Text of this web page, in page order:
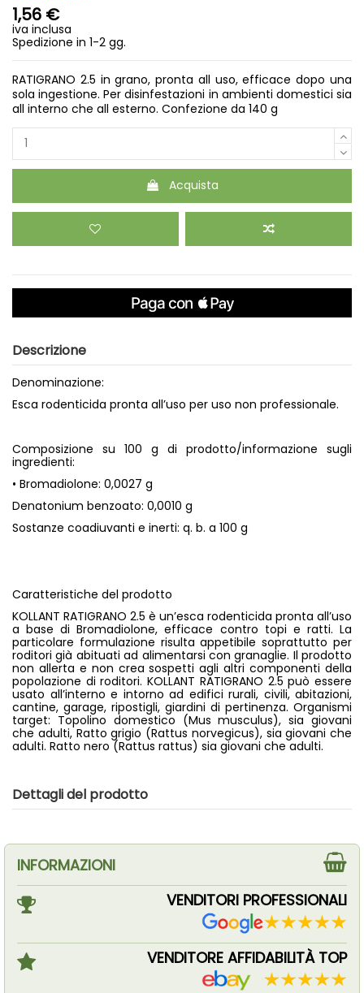
1,56 €
iva inclusa
Spedizione in 1-2 gg.
RATIGRANO 2.5 in grano, pronta all uso, efficace dopo una
sola ingestione. Per disinfestazioni in ambienti domestici sia
all interno che all esterno. Confezione da 140 g
Acquista
Descrizione
Denominazione:
Esca rodenticida pronta all’uso per uso non professionale.
Composizione su 100 g di prodotto/informazione sugli
ingredienti:
• Bromadiolone: 0,0027 g
Denatonium benzoato: 0,0010 g
Sostanze coadiuvanti e inerti: q. b. a 100 g
Caratteristiche del prodotto
KOLLANT RATIGRANO 2.5 è un’esca rodenticida pronta all’uso
a base di Bromadiolone, efficace contro topi e ratti. La
particolare formulazione risulta appetibile soprattutto per
roditori già abituati ad alimentarsi con granaglie. Il prodotto
non allerta e non crea sospetti agli altri componenti della
popolazione di roditori. KOLLANT RATIGRANO 2.5 può essere
usato all’interno e intorno ad edifici rurali, civili, abitazioni,
cantine, garage, ripostigli, giardini di pertinenza. Organismi
target: Topolino domestico (Mus musculus), sia giovani
che adulti, Ratto grigio (Rattus norvegicus), sia giovani che
adulti. Ratto nero (Rattus rattus) sia giovani che adulti.
Dettagli del prodotto
INFORMAZIONI
VENDITORI PROFESSIONALI
VENDITORE AFFIDABILITÀ TOP